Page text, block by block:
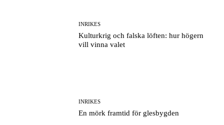
INRIKES
Kulturkrig och falska löften: hur högern
vill vinna valet
INRIKES
En mörk framtid för glesbygden